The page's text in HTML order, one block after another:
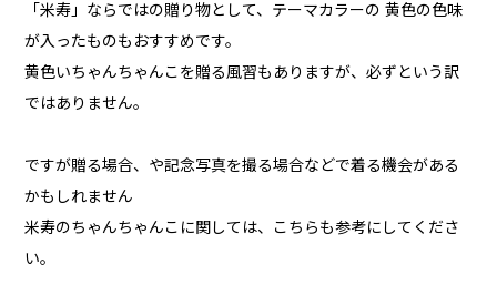
「米寿」ならではの贈り物として、テーマカラーの 黄色の色味
が入ったものもおすすめです。
黄色いちゃんちゃんこを贈る風習もありますが、必ずという訳
ではありません。
ですが贈る場合、や記念写真を撮る場合などで着る機会がある
かもしれません
米寿のちゃんちゃんこに関しては、こちらも参考にしてくださ
い。